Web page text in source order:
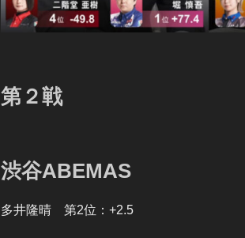
第２戦
渋谷ABEMAS
多井隆晴 第2位：+2.5